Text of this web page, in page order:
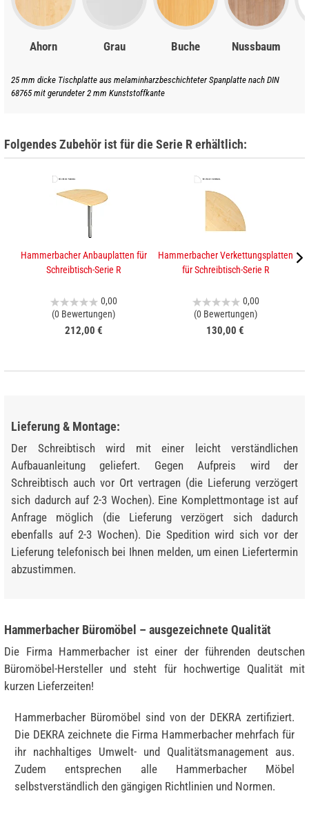
Ahorn Grau Buche Nussbaum
25 mm dicke Tischplatte aus melaminharzbeschichteter Spanplatte nach DIN
68765 mit gerundeter 2 mm Kunststoffkante
Folgendes Zubehör ist für die Serie R erhältlich:
Hammerbacher Anbauplatten für
Schreibtisch-Serie R
0,00
(0 Bewertungen)
212,00 €
Hammerbacher Verkettungsplatten
für Schreibtisch-Serie R
0,00
(0 Bewertungen)
130,00 €
Lieferung & Montage:
Der Schreibtisch wird mit einer leicht verständlichen
Aufbauanleitung geliefert. Gegen Aufpreis wird der
Schreibtisch auch vor Ort vertragen (die Lieferung verzögert
sich dadurch auf 2-3 Wochen). Eine Komplettmontage ist auf
Anfrage möglich (die Lieferung verzögert sich dadurch
ebenfalls auf 2-3 Wochen). Die Spedition wird sich vor der
Lieferung telefonisch bei Ihnen melden, um einen Liefertermin
abzustimmen.
Hammerbacher Büromöbel – ausgezeichnete Qualität
Die Firma Hammerbacher ist einer der führenden deutschen
Büromöbel-Hersteller und steht für hochwertige Qualität mit
kurzen Lieferzeiten!
Hammerbacher Büromöbel sind von der DEKRA zertifiziert.
Die DEKRA zeichnete die Firma Hammerbacher mehrfach für
ihr nachhaltiges Umwelt- und Qualitätsmanagement aus.
Zudem entsprechen alle Hammerbacher Möbel
selbstverständlich den gängigen Richtlinien und Normen.